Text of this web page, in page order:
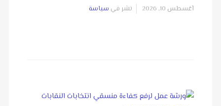
آغسطس 10, 2026 نشر في سياسة